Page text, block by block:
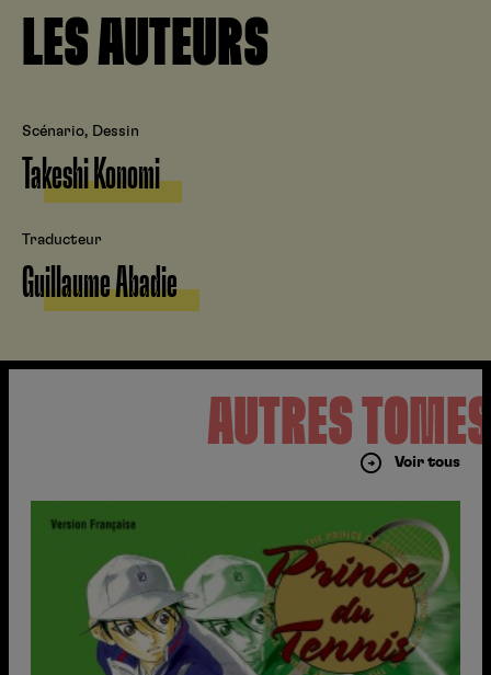
LES AUTEURS
Scénario, Dessin
Takeshi Konomi
Traducteur
Guillaume Abadie
AUTRES
Voir tous